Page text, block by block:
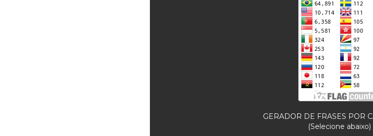
GERADOR DE FRASES POR
(Selecione abaixo)